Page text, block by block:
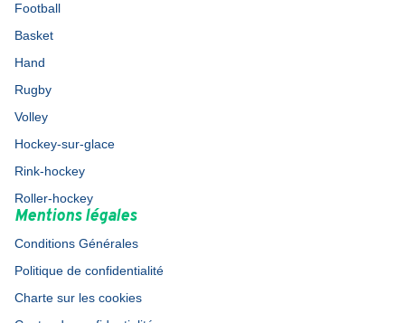
Football
Basket
Hand
Rugby
Volley
Hockey-sur-glace
Rink-hockey
Roller-hockey
Mentions légales
Conditions Générales
Politique de confidentialité
Charte sur les cookies